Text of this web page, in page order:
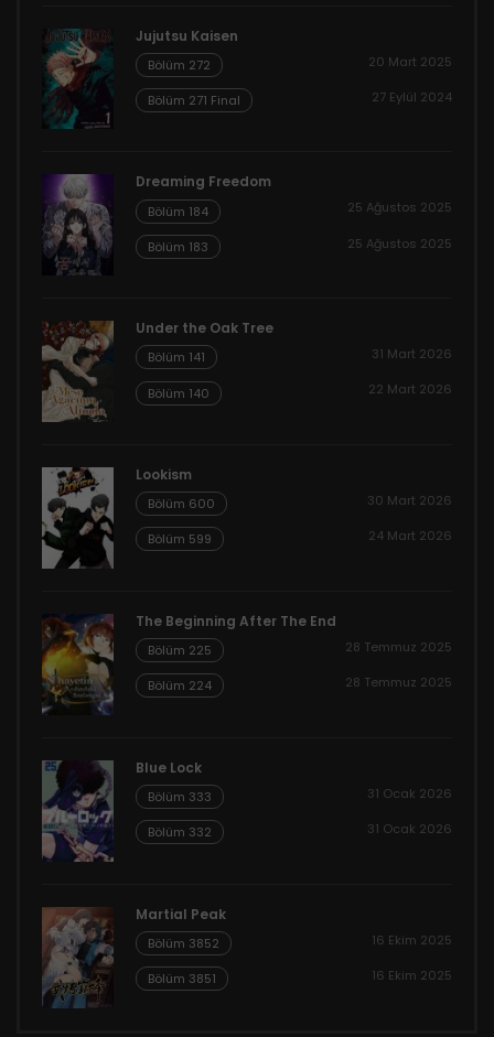
Jujutsu Kaisen
Bölüm 272 20 Mart 2025
Bölüm 271 Final 27 Eylül 2024
Dreaming Freedom
Bölüm 184 25 Ağustos 2025
Bölüm 183 25 Ağustos 2025
Under the Oak Tree
Bölüm 141 31 Mart 2026
Bölüm 140 22 Mart 2026
Lookism
Bölüm 600 30 Mart 2026
Bölüm 599 24 Mart 2026
The Beginning After The End
Bölüm 225 28 Temmuz 2025
Bölüm 224 28 Temmuz 2025
Blue Lock
Bölüm 333 31 Ocak 2026
Bölüm 332 31 Ocak 2026
Martial Peak
Bölüm 3852 16 Ekim 2025
Bölüm 3851 16 Ekim 2025